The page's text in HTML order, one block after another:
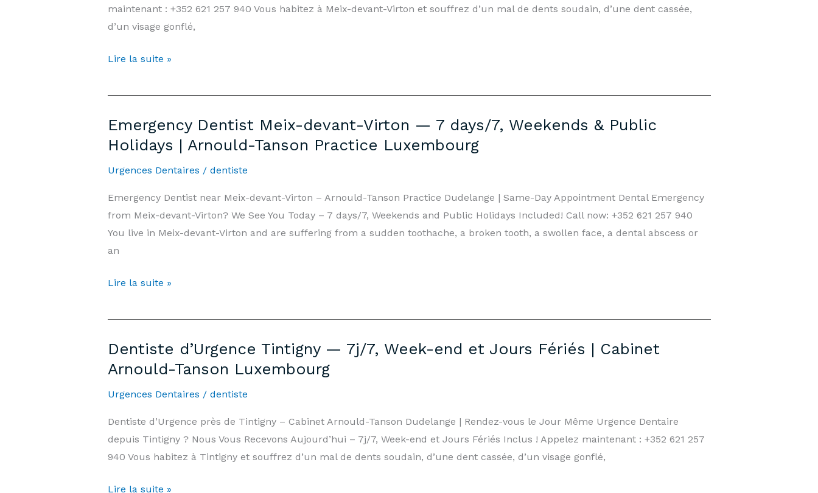
|
Arnould-
Practice
maintenant : +352 621 257 940 Vous habitez à Meix-devant-Virton et souffrez d’un mal de dents soudain, d’une dent cassée,
d’un visage gonflé,
Dentiste
Meix-
Virton
—
end
et
Jours
Fériés
Cabinet
Tanson
Luxembourg
Lire la suite »
Emergency Dentist Meix-devant-Virton — 7 days/7, Weekends & Public
Holidays | Arnould-Tanson Practice Luxembourg
Urgences Dentaires / dentiste
Emergency Dentist near Meix-devant-Virton – Arnould-Tanson Practice Dudelange | Same-Day Appointment Dental Emergency
from Meix-devant-Virton? We See You Today – 7 days/7, Weekends and Public Holidays Included! Call now: +352 621 257 940
You live in Meix-devant-Virton and are suffering from a sudden toothache, a broken tooth, a swollen face, a dental abscess or
an
Emergency
Meix-
Virton
—
Weekends
&
Public
Lire la suite »
Dentiste d’Urgence Tintigny — 7j/7, Week-end et Jours Fériés | Cabinet
Arnould-Tanson Luxembourg
Urgences Dentaires / dentiste
Dentiste d’Urgence près de Tintigny – Cabinet Arnould-Tanson Dudelange | Rendez-vous le Jour Même Urgence Dentaire
depuis Tintigny ? Nous Vous Recevons Aujourd’hui – 7j/7, Week-end et Jours Fériés Inclus ! Appelez maintenant : +352 621 257
940 Vous habitez à Tintigny et souffrez d’un mal de dents soudain, d’une dent cassée, d’un visage gonflé,
Dentiste
Lire la suite »